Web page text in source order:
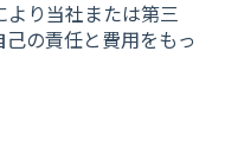
り当社または第三
の責任と費用をもっ